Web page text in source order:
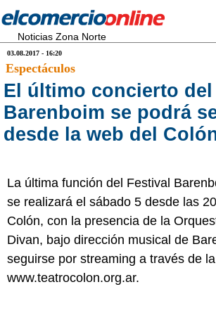
Noticias Zona Norte
03.08.2017 - 16:20
Espectáculos
El último concierto del
Barenboim se podrá
desde la web del
La última función del Festival
se realizará el sábado 5 desde las
Colón, con la presencia de la
Divan, bajo dirección musical de
seguirse por streaming a través de
www.teatrocolon.org.ar.